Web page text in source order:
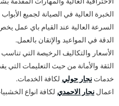
الخبرة العالية في الصيانة لجميع
السرعة العالية عند القيام باي عمل
الدقة في المواعيد والإتقان بالعمل.
الأسعار والتكاليف الرخيصة التي تناسب
الثقة والأمانة من حيث التعليمات التي
خدماتنجار حولي لكافة الخدمات.
اعمالنجار الاحمدي لكافة انواع